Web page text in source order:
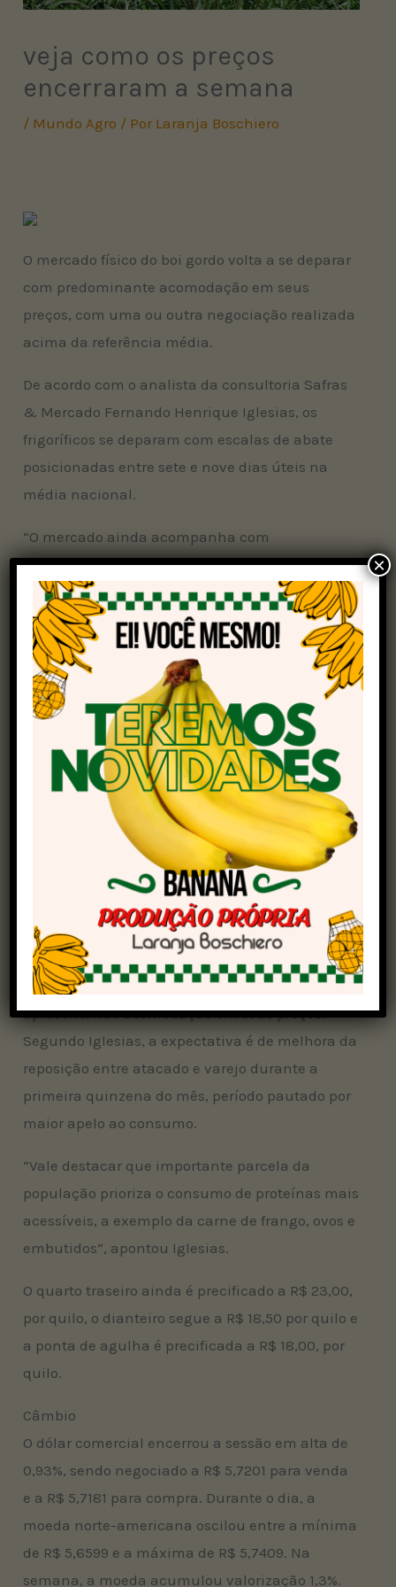
veja como os preços
encerraram a semana
/ Mundo Agro / Por Laranja Boschiero
O mercado físico do boi gordo volta a se deparar
com predominante acomodação em seus
preços, com uma ou outra negociação realizada
acima da referência média.
De acordo com o analista da consultoria Safras
& Mercado Fernando Henrique Iglesias, os
frigoríficos se deparam com escalas de abate
posicionadas entre sete e nove dias úteis na
média nacional.
“O mercado ainda acompanha com
proximidade as consequências do foco de gripe
aviária no município de Montenegro, noRio
Grande do Sul, e seus desdobramentos para a
avicultura de corte. O principal ponto de suporte
neste momento ainda é o acelerado ritmo de
exportação, com números espetaculares
durante o primeiro semestre”, assinalou.
Preços médios da arroba do boi
São Paulo: R$ 306,50
R$ 289,29
Minas Gerais:R$ 288,82
Mato Grosso do Sul:R$ 303,98
Mato Grosso:R$ 299,68
Mercado atacadista
O mercado atacadista encerra a semana
apresentando acomodação em seus preços.
Segundo Iglesias, a expectativa é de melhora da
reposição entre atacado e varejo durante a
primeira quinzena do mês, período pautado por
maior apelo ao consumo.
“Vale destacar que importante parcela da
população prioriza o consumo de proteínas mais
acessíveis, a exemplo da carne de frango, ovos e
embutidos”, apontou Iglesias.
O quarto traseiro ainda é precificado a R$ 23,00,
por quilo, o dianteiro segue a R$ 18,50 por quilo e
a ponta de agulha é precificada a R$ 18,00, por
quilo.
Câmbio
O dólar comercial encerrou a sessão em alta de
0,93%, sendo negociado a R$ 5,7201 para venda
e a R$ 5,7181 para compra. Durante o dia, a
moeda norte-americana oscilou entre a mínima
de R$ 5,6599 e a máxima de R$ 5,7409. Na
semana, a moeda acumulou valorização 1,3%.
×